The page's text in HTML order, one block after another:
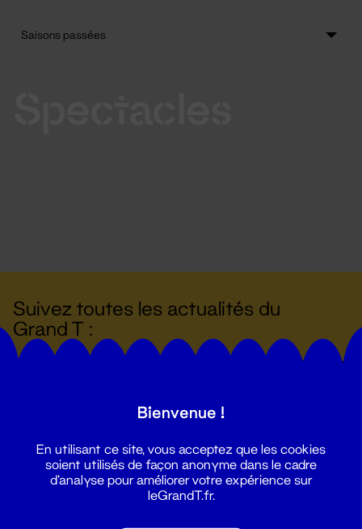
Suivez toutes les actualités du
Grand T :
Bienvenue !
En utilisant ce site, vous acceptez que les cookies
soient utilisés de façon anonyme dans le cadre
d'analyse pour améliorer votre expérience sur
leGrandT.fr.